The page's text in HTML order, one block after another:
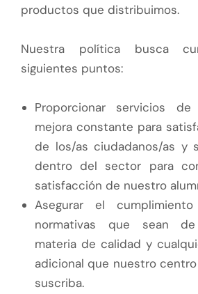
productos que distribuimos.
Nuestra política busca
siguientes puntos:
Proporcionar servicios
mejora constante para
de los/as ciudadanos/as y
dentro del sector para
satisfacción de nuestro
Asegurar el
normativas que sean
materia de calidad y
adicional que nuestro
suscriba.